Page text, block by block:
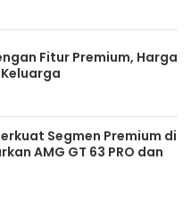
Fitur Premium, Harga
Segmen Premium di
AMG GT 63 PRO dan